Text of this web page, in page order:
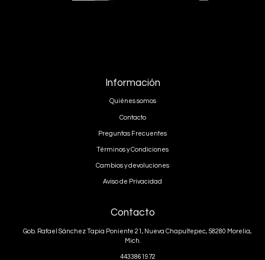
Información
Quiénes somos
Contacto
Preguntas Frecuentes
Términos y Condiciones
Cambios y devoluciones
Aviso de Privacidad
Contacto
Gob. Rafael Sánchez Tapia Poniente 21, Nueva Chapultepec, 58280 Morelia,
Mich.
4433861972